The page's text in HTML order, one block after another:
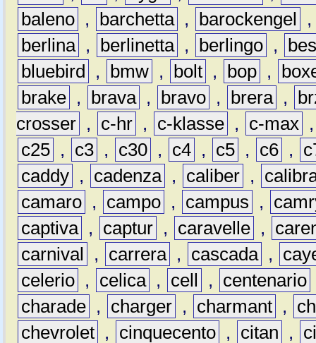
baleno , barchetta , barockengel
berlina , berlinetta , berlingo ,
bluebird
, bmw , bolt , bop ,
brake , brava , bravo , brera ,
crosser , c-hr , c-klasse , c-max
c25 , c3 , c30 , c4 , c5 , c6 ,
caddy , cadenza , caliber ,
camaro , campo , campus ,
captiva , captur , caravelle ,
carnival
, carrera , cascada ,
celerio , celica , cell , centenario
charade , charger , charmant ,
chevrolet , cinquecento , citan ,